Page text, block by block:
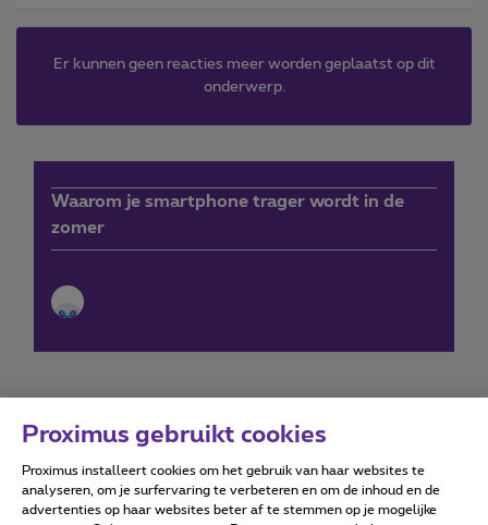
Er kunnen geen reacties meer worden geplaatst op dit
onderwerp.
Waarom je smartphone trager wordt in de
zomer
Forumvoorwaarden Accessibility statement
Proximus gebruikt cookies
Proximus installeert cookies om het gebruik van haar websites te
analyseren, om je surfervaring te verbeteren en om de inhoud en de
advertenties op haar websites beter af te stemmen op je mogelijke